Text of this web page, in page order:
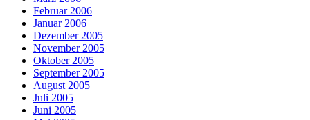
Februar 2006
Januar 2006
Dezember 2005
November 2005
Oktober 2005
September 2005
August 2005
Juli 2005
Juni 2005